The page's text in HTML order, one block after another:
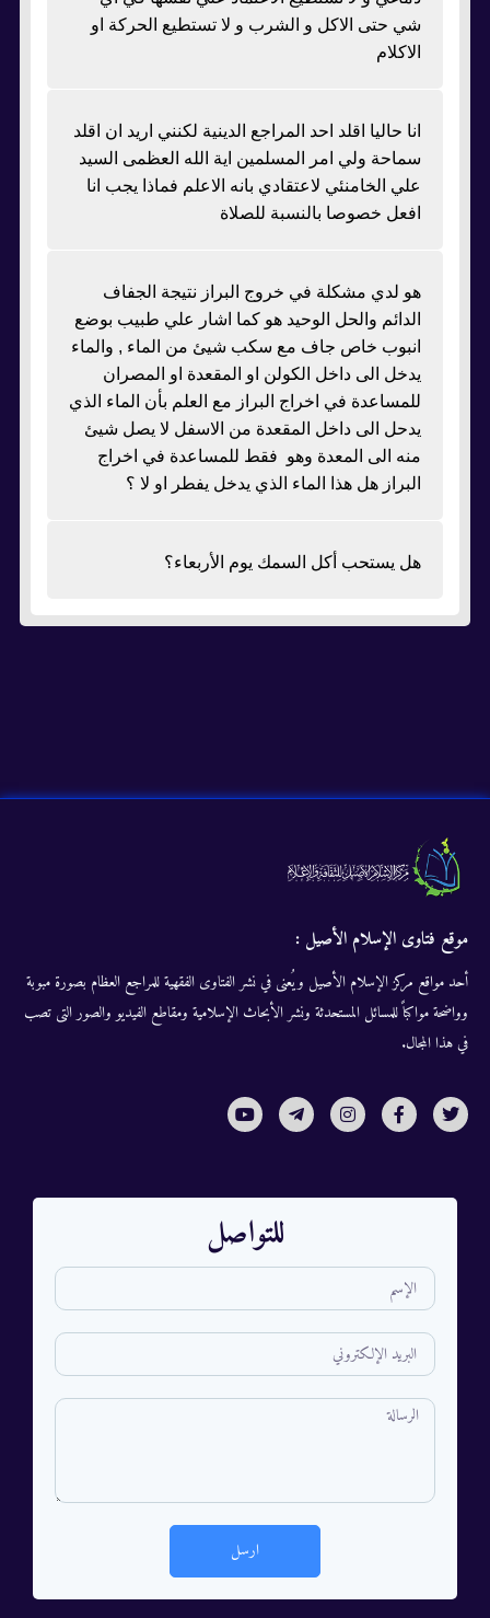
شي حتى الاكل و الشرب و لا تستطيع الحركة او
الاكلام
انا حاليا اقلد احد المراجع الدينية لكنني اريد ان اقلد
سماحة ولي امر المسلمين اية الله العظمى السيد
علي الخامنئي لاعتقادي بانه الاعلم فماذا يجب انا
افعل خصوصا بالنسبة للصلاة
هو لدي مشكلة في خروج البراز نتيجة الجفاف
الدائم والحل الوحيد هو كما اشار علي طبيب بوضع
انبوب خاص جاف مع سكب شيئ من الماء , والماء
يدخل الى داخل الكولن او المقعدة او المصران
للمساعدة في اخراج البراز مع العلم بأن الماء الذي
يدحل الى داخل المقعدة من الاسفل لا يصل شيئ
منه الى المعدة وهو فقط للمساعدة في اخراج
البراز هل هذا الماء الذي يدخل يفطر او لا ؟
هل يستحب أكل السمك يوم الأربعاء؟
موقع فتاوى الإسلام الأصيل :
أحد مواقع مركز الإسلام الأصيل ويُعنى في نشر الفتاوى الفقهية للمراجع العظام بصورة مبوبة
وواضحة مواكباً للمسائل المستحدثة ونشر الأبحاث الإسلامية ومقاطع الفيديو والصور التى تصب
في هذا المجال.
للتواصل
ارسل